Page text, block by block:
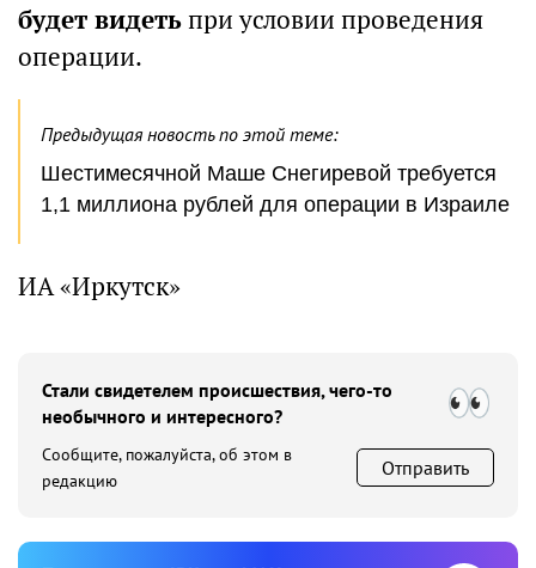
будет видетьпри условии проведения
операции.
Предыдущая новость по этой теме:
Шестимесячной Маше Снегиревой требуется
1,1 миллиона рублей для операции в Израиле
ИА «Иркутск»
Стали свидетелем происшествия, чего-то
необычного и интересного?
Сообщите, пожалуйста, об этом в
редакцию
Отправить